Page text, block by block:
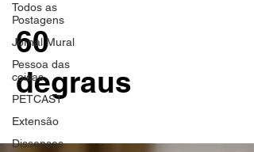
Todos as
Postagens
Jornal Mural
Pessoa das
coisas
PETCAST
Extensão
Dissensos
60
degraus